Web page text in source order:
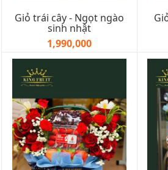
Giỏ trái cây - Ngọt ngào
sinh nhật
1,990,000